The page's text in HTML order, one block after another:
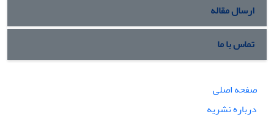
ارسال مقاله
تماس با ما
صفحه اصلی
درباره نشریه